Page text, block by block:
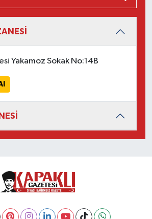
Yakamoz Sokak No:14B